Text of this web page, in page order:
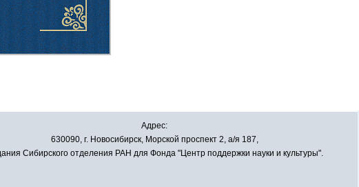
Адрес:
630090, г. Новосибирск, Морской проспект 2, а/я 187,
Сибирского отделения РАН для Фонда "Центр поддержки науки и культуры".